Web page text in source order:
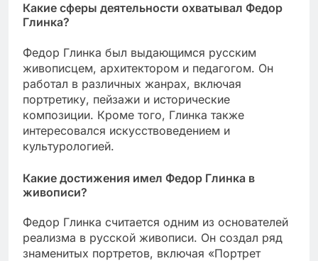
Какие сферы деятельности охватывал Федор
Глинка?
Федор Глинка был выдающимся русским
живописцем, архитектором и педагогом. Он
работал в различных жанрах, включая
портретику, пейзажи и исторические
композиции. Кроме того, Глинка также
интересовался искусствоведением и
культурологией.
Какие достижения имел Федор Глинка в
живописи?
Федор Глинка считается одним из основателей
реализма в русской живописи. Он создал ряд
знаменитых портретов, включая «Портрет